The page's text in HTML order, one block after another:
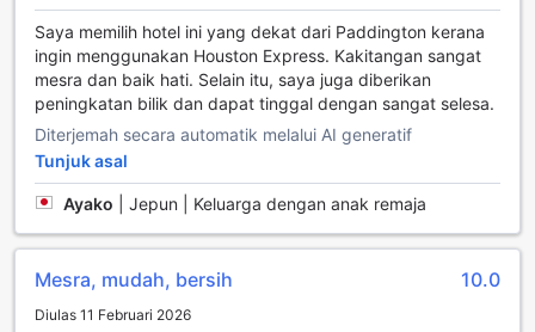
Kemudahan Bilik di The Westbourne Hyde Park
Di The Westbourne Hyde Park, setiap bilik direka dengan
perhatian yang teliti terhadap keselesaan dan kemudahan
para tetamu. Bilik-bilik dilengkapi dengan penghawa dingin
yang memastikan suasana sejuk dan nyaman, walaupun di
tengah cuaca London yang tidak menentu. Anda juga akan
menemukan televisyen yang canggih, membolehkan anda
bilik anda. Untuk menjamin pengalaman penginapan yang
menyenangkan, setiap bilik dilengkapi dengan alat
pembuat kopi dan teh, serta air botol percuma yang
sentiasa tersedia untuk menyegarkan diri anda selepas
Saya memilih hotel ini yang dekat dari Paddington kerana
ingin menggunakan Houston Express. Kakitangan sangat
mesra dan baik hati. Selain itu, saya juga diberikan
peningkatan bilik dan dapat tinggal dengan sangat selesa.
Diterjemah secara automatik melalui AI generatif
Tunjuk asal
Ayako Jepun | Keluarga dengan anak remaja
Mesra, mudah, bersih 10.0
Diulas 11 Februari 2026